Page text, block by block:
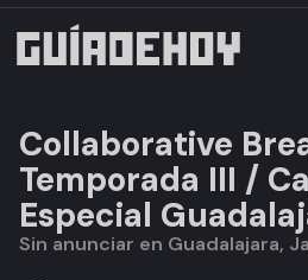
Collaborative
Temporada III /
Especial
Sin anunciar en Guadalajara,